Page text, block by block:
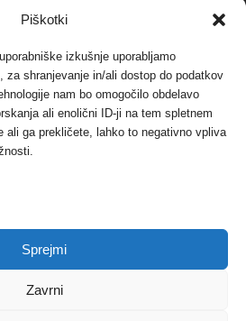
Piškotki
izkušnje uporabljamo
za shranjevanje in/ali dostop do podatkov
nam bo omogočilo obdelavo
ali enolični ID-ji na tem spletnem
ali ga prekličete, lahko to negativno vpliva
Sprejmi
Zavrni
vetrnim elektrarnam na Ojstrici, v
vedno bolj...
12. maja, 2017
v Celovcu v korist elektrarnam
cvetličarskega mojstra Andreja
27. novembra, 2017